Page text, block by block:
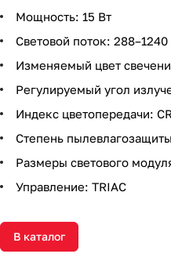
Мощность: 15 Вт
Световой поток:
Изменяемый цвет
Регулируемый угол
Индекс цветопередачи:
Степень
Размеры светового
Управление: TRIAC
В каталог